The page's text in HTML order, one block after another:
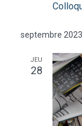
septembre 2023
JEU
28